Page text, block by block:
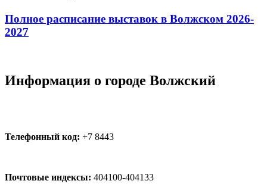
Полное расписание выставок в Волжском 2026-
2027
Информация о городе Волжский
Телефонный код: +7 8443
Почтовые индексы: 404100-404133